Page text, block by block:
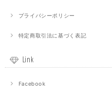
プライバシーポリシー
特定商取引法に基づく表記
Link
Facebook